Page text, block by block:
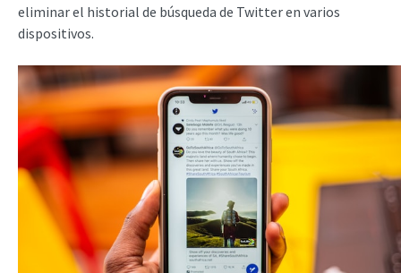
eliminar el historial de búsqueda de Twitter en varios
dispositivos.